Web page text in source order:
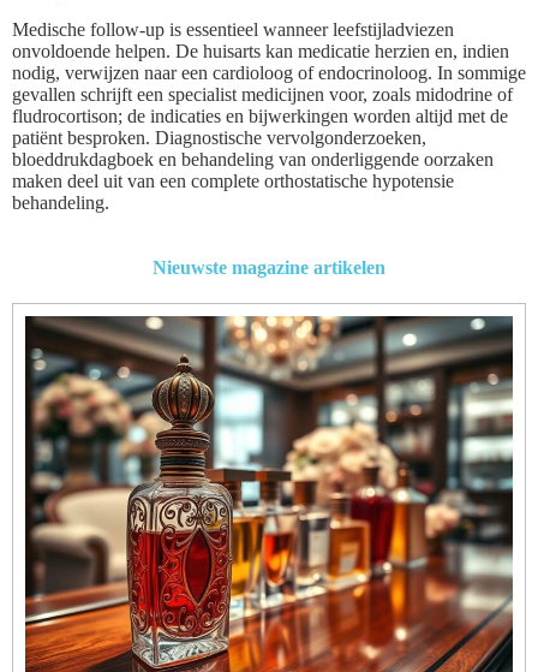
Medische follow-up is essentieel wanneer leefstijladviezen
onvoldoende helpen. De huisarts kan medicatie herzien en, indien
nodig, verwijzen naar een cardioloog of endocrinoloog. In sommige
gevallen schrijft een specialist medicijnen voor, zoals midodrine of
fludrocortison; de indicaties en bijwerkingen worden altijd met de
patiënt besproken. Diagnostische vervolgonderzoeken,
bloeddrukdagboek en behandeling van onderliggende oorzaken
maken deel uit van een complete orthostatische hypotensie
behandeling.
Nieuwste magazine artikelen